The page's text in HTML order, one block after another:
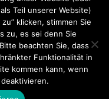
Teil unserer Website)
klicken, stimmen Sie
zu, es sei denn Sie
beachten Sie, dass
Funktionalität in
kommen kann, wenn